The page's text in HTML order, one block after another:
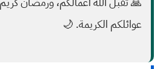
عوائلكم الكريمة. 🌙